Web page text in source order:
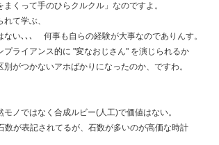
くって手のひらクルクル」なのですよ。
て学ぶ、
ない､､､ 何事も自らの経験が大事なのでありんす。
ライアンス的に "変なおじさん" を演じられるか
がつかないアホばかりになったのか、ですわ。
ノではなく合成ルビー(人工)で価値はない。
が表記されてるが、石数が多いのが高価な時計